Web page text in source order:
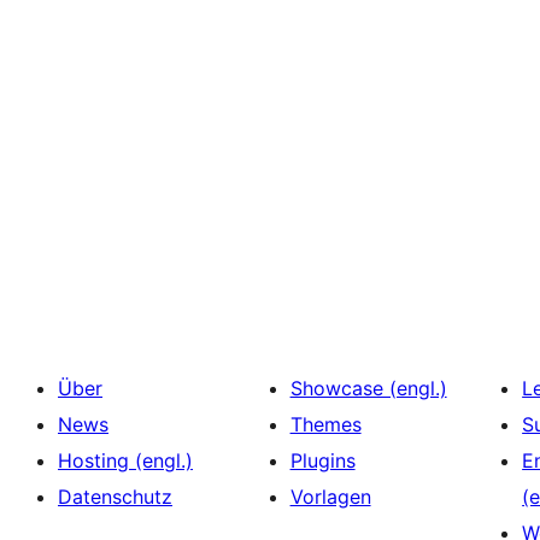
Über
News
Hosting (engl.)
Datenschutz
Showcase (engl.)
Themes
Plugins
Vorlagen